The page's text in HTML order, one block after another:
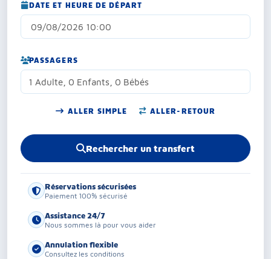
DATE ET HEURE DE DÉPART
PASSAGERS
1 Adulte, 0 Enfants, 0 Bébés
ALLER SIMPLE ALLER-RETOUR
Rechercher un transfert
Réservations sécurisées
Paiement 100% sécurisé
Assistance 24/7
Nous sommes là pour vous aider
Annulation flexible
Consultez les conditions